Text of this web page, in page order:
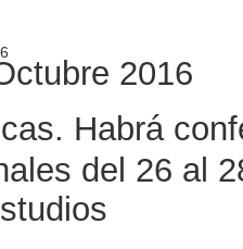
2016
Habrá
del 26 al